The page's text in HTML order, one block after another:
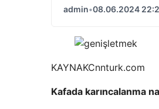
admin•08.06.2024
KAYNAKCnnturk.com
Kafada karıncalanma